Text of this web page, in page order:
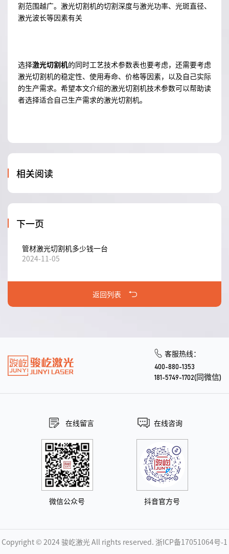
割范围越广。激光切割机的切割深度与激光功率、光斑直径、
激光波长等因素有关
选择激光切割机的同时工艺技术参数表也要考虑，还需要考虑
激光切割机的稳定性、使用寿命、价格等因素，以及自己实际
的生产需求。希望本文介绍的激光切割机技术参数可以帮助读
者选择适合自己生产需求的激光切割机。
相关阅读
下一页
管材激光切割机多少钱一台
2024-11-05
返回列表
客服热线：
400-880-1353
181-5749-1702(同微信)
在线留言 在线咨询
微信公众号 抖音官方号
Copyright © 2024 骏屹激光 All rights reserved. 浙ICP备17051064号-1